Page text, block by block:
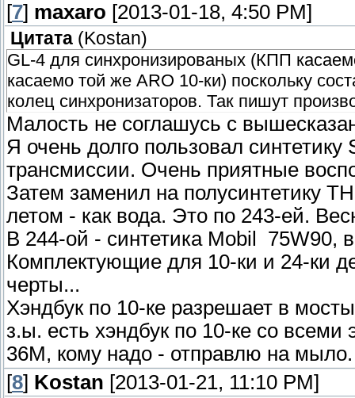
[7] maxaro [2013-01-18, 4:50 PM]
Цитата ( Kostan)
GL-4 для синхронизированых (КПП
касаемо той же ARO 10-ки) поскольку
колец синхронизаторов. Так пишут
Малость не соглашусь с
Я очень долго пользовал
трансмиссии. Очень приятные
Затем заменил на полусинтетику
летом - как вода. Это по 243-ей.
В 244-ой - синтетика Mobil 75W90,
Комплектующие для 10-ки и 24-ки
черты...
Хэндбук по 10-ке разрешает в
з.ы. есть хэндбук по 10-ке со
36М, кому надо - отправлю на мыло.
[8] Kostan [2013-01-21, 11:10 PM]